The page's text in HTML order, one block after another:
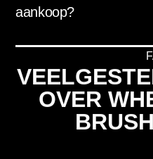
aankoop?
OVER